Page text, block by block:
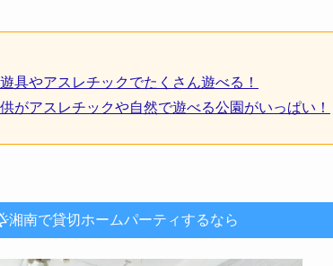
具やアスレチックでたくさん遊べる！
がアスレチックや自然で遊べる公園がいっぱい！
湘南で貸切ホームパーティするなら